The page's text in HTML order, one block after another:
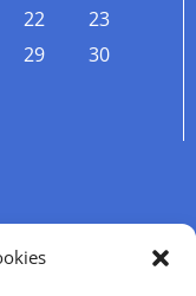
22
23
29
30